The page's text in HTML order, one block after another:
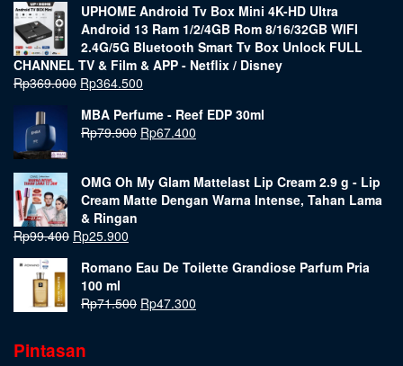
UPHOME Android Tv Box Mini 4K-HD Ultra
Android 13 Ram 1/2/4GB Rom 8/16/32GB WIFI
2.4G/5G Bluetooth Smart Tv Box Unlock FULL
CHANNEL TV & Film & APP - Netflix / Disney
Rp369.000 Rp364.500
MBA Perfume - Reef EDP 30ml
Rp79.900 Rp67.400
OMG Oh My Glam Mattelast Lip Cream 2.9 g - Lip
Cream Matte Dengan Warna Intense, Tahan Lama
& Ringan
Rp99.400 Rp25.900
Romano Eau De Toilette Grandiose Parfum Pria
100 ml
Rp71.500 Rp47.300
Pintasan